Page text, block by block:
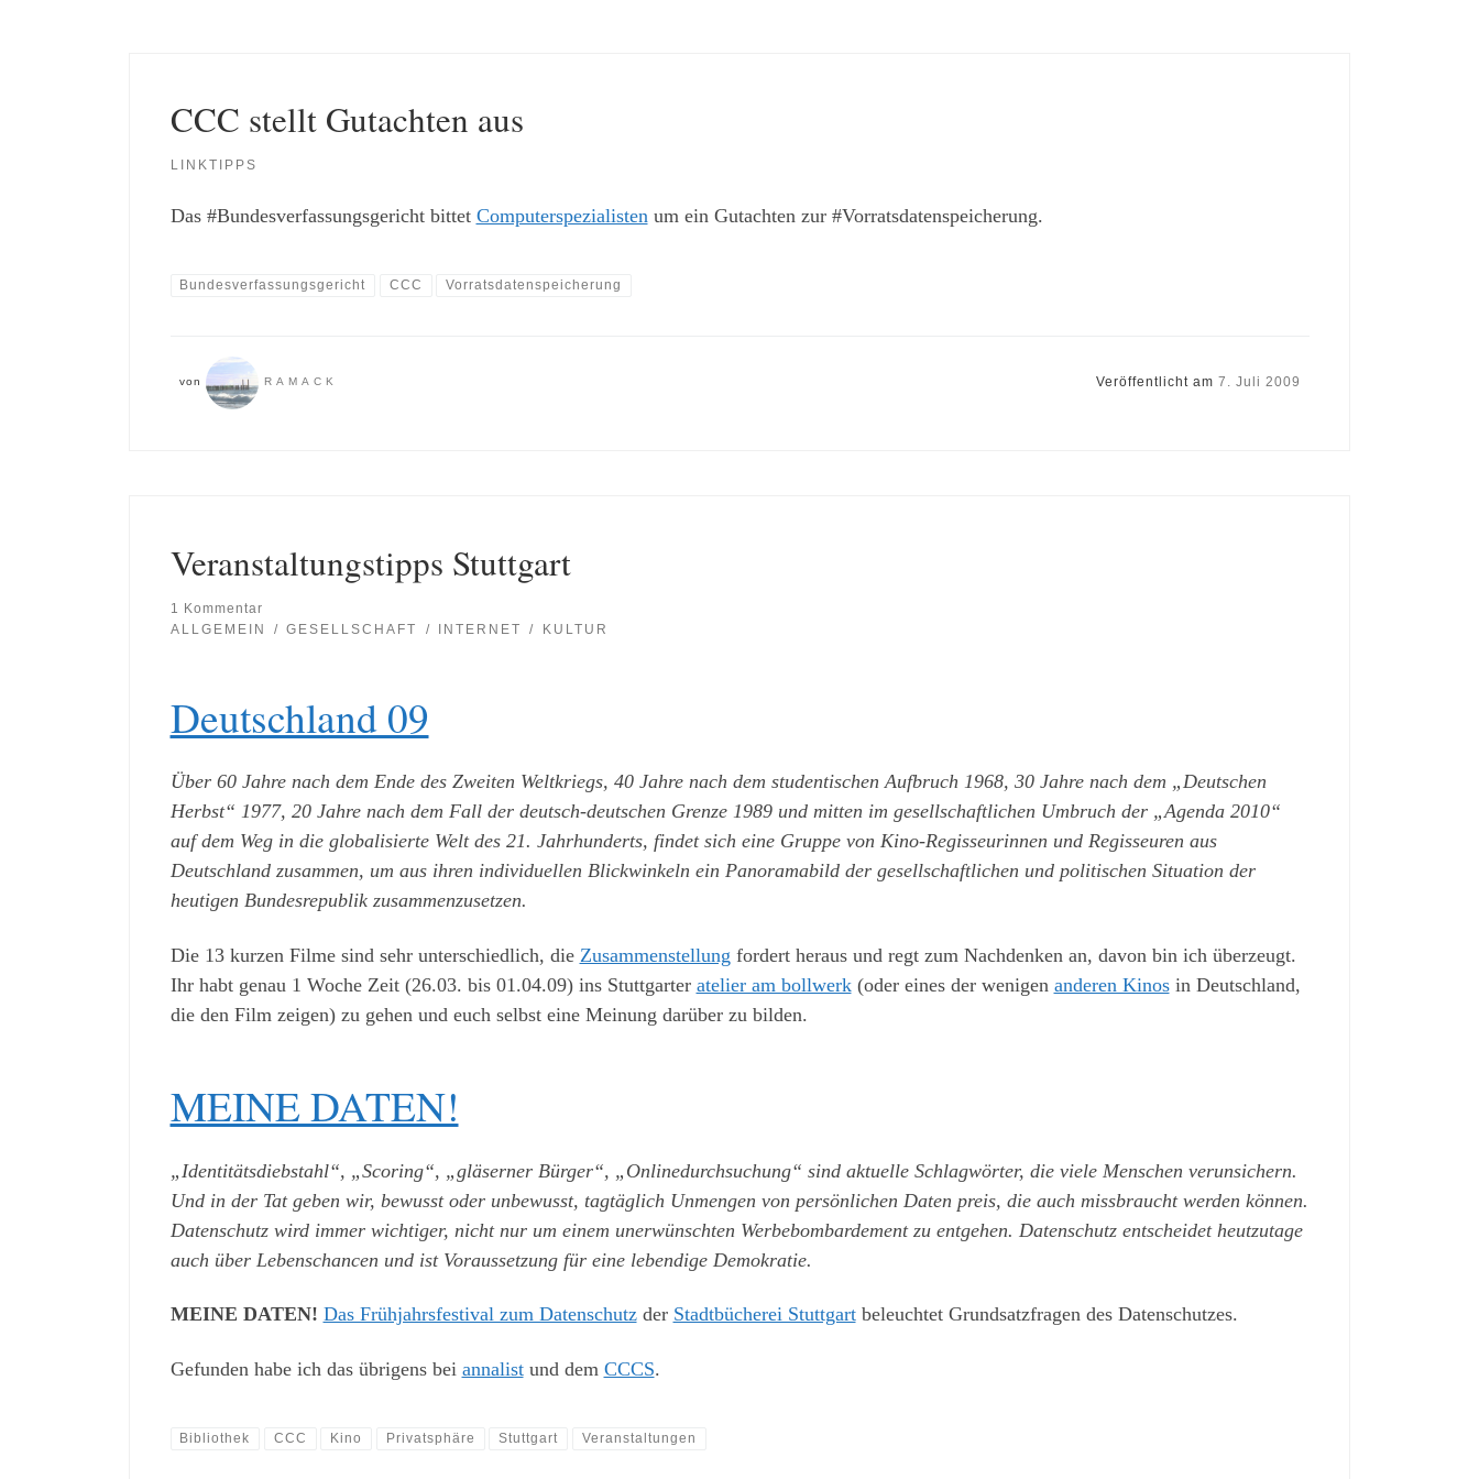
CCC stellt Gutachten aus
LINKTIPPS
Das #Bundesverfassungsgericht bittet Computerspezialisten um ein Gutachten zur #Vorratsdatenspeicherung.
Bundesverfassungsgericht CCC Vorratsdatenspeicherung
von RAMACK Veröffentlicht am 7. Juli 2009
Veranstaltungstipps Stuttgart
1 Kommentar
ALLGEMEIN
GESELLSCHAFT INTERNET KULTUR
Deutschland 09
Über 60 Jahre nach dem Ende des Zweiten Weltkriegs, 40 Jahre nach dem studentischen Aufbruch 1968, 30 Jahre nach dem „Deutschen
Herbst“ 1977, 20 Jahre nach dem Fall der deutsch-deutschen Grenze 1989 und mitten im gesellschaftlichen Umbruch der „Agenda 2010“
auf dem Weg in die globalisierte Welt des 21. Jahrhunderts, findet sich eine Gruppe von Kino-Regisseurinnen und Regisseuren aus
Deutschland zusammen, um aus ihren individuellen Blickwinkeln ein Panoramabild der gesellschaftlichen und politischen Situation der
heutigen Bundesrepublik zusammenzusetzen.
Die 13 kurzen Filme sind sehr unterschiedlich, die Zusammenstellung fordert heraus und regt zum Nachdenken an, davon bin ich überzeugt.
Ihr habt genau 1 Woche Zeit (26.03. bis 01.04.09) ins Stuttgarter atelier am bollwerk(oder eines der wenigen anderen Kinosin Deutschland,
die den Film zeigen) zu gehen und euch selbst eine Meinung darüber zu bilden.
MEINE DATEN!
„Identitätsdiebstahl“, „Scoring“, „gläserner Bürger“, „Onlinedurchsuchung“ sind aktuelle Schlagwörter, die viele Menschen verunsichern.
Und in der Tat geben wir, bewusst oder unbewusst, tagtäglich Unmengen von persönlichen Daten preis, die auch missbraucht werden können.
Datenschutz wird immer wichtiger, nicht nur um einem unerwünschten Werbebombardement zu entgehen. Datenschutz entscheidet heutzutage
auch über Lebenschancen und ist Voraussetzung für eine lebendige Demokratie.
MEINE DATEN! Das Frühjahrsfestival zum Datenschutzder Stadtbücherei Stuttgartbeleuchtet Grundsatzfragen des Datenschutzes.
Gefunden habe ich das übrigens bei annalistund dem CCCS.
Bibliothek CCC Kino Privatsphäre Stuttgart Veranstaltungen